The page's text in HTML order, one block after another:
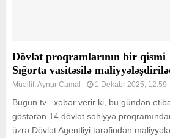
Dövlət proqramlarının bir
Sığorta vasitəsilə
Müəllif:Aynur Camal 1 Dekabr 2025, 12:59
Bugun.tv– xəbər verir ki, bu gündən
göstərən 14 dövlət səhiyyə
üzrə Dövlət Agentliyi tərəfindən